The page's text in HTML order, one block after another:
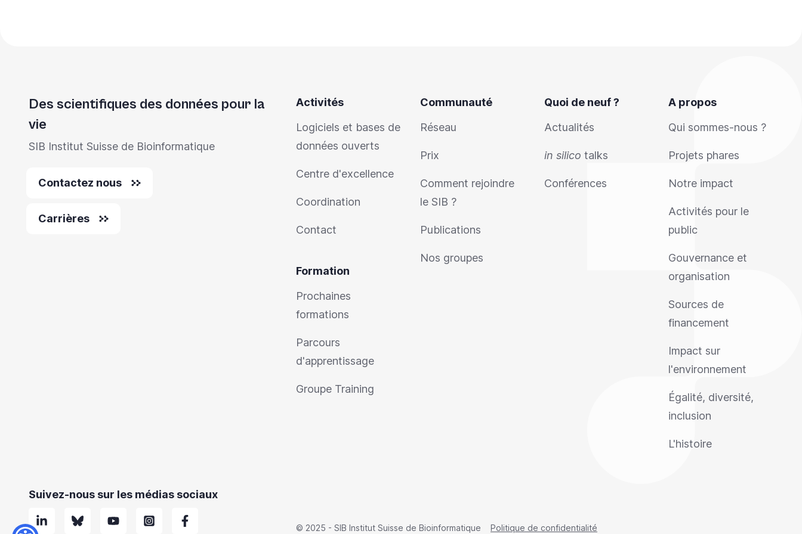
content.
Des scientifiques des données pour la
vie
SIB Institut Suisse de Bioinformatique
Contactez nous
Carrières
Activités
Logiciels et bases de
données ouverts
Centre d'excellence
Coordination
Contact
Formation
Prochaines
formations
Parcours
d'apprentissage
Groupe Training
Communauté
Réseau
Prix
Comment rejoindre
le SIB ?
Publications
Nos groupes
Quoi de neuf ?
Actualités
in silico talks
Conférences
A propos
Qui sommes-nous ?
Projets phares
Notre impact
Activités pour le
public
Gouvernance et
organisation
Sources de
financement
Impact sur
l'environnement
Égalité, diversité,
inclusion
L'histoire
Suivez-nous sur les médias sociaux
© 2025 - SIB Institut Suisse de Bioinformatique Politique de confidentialité